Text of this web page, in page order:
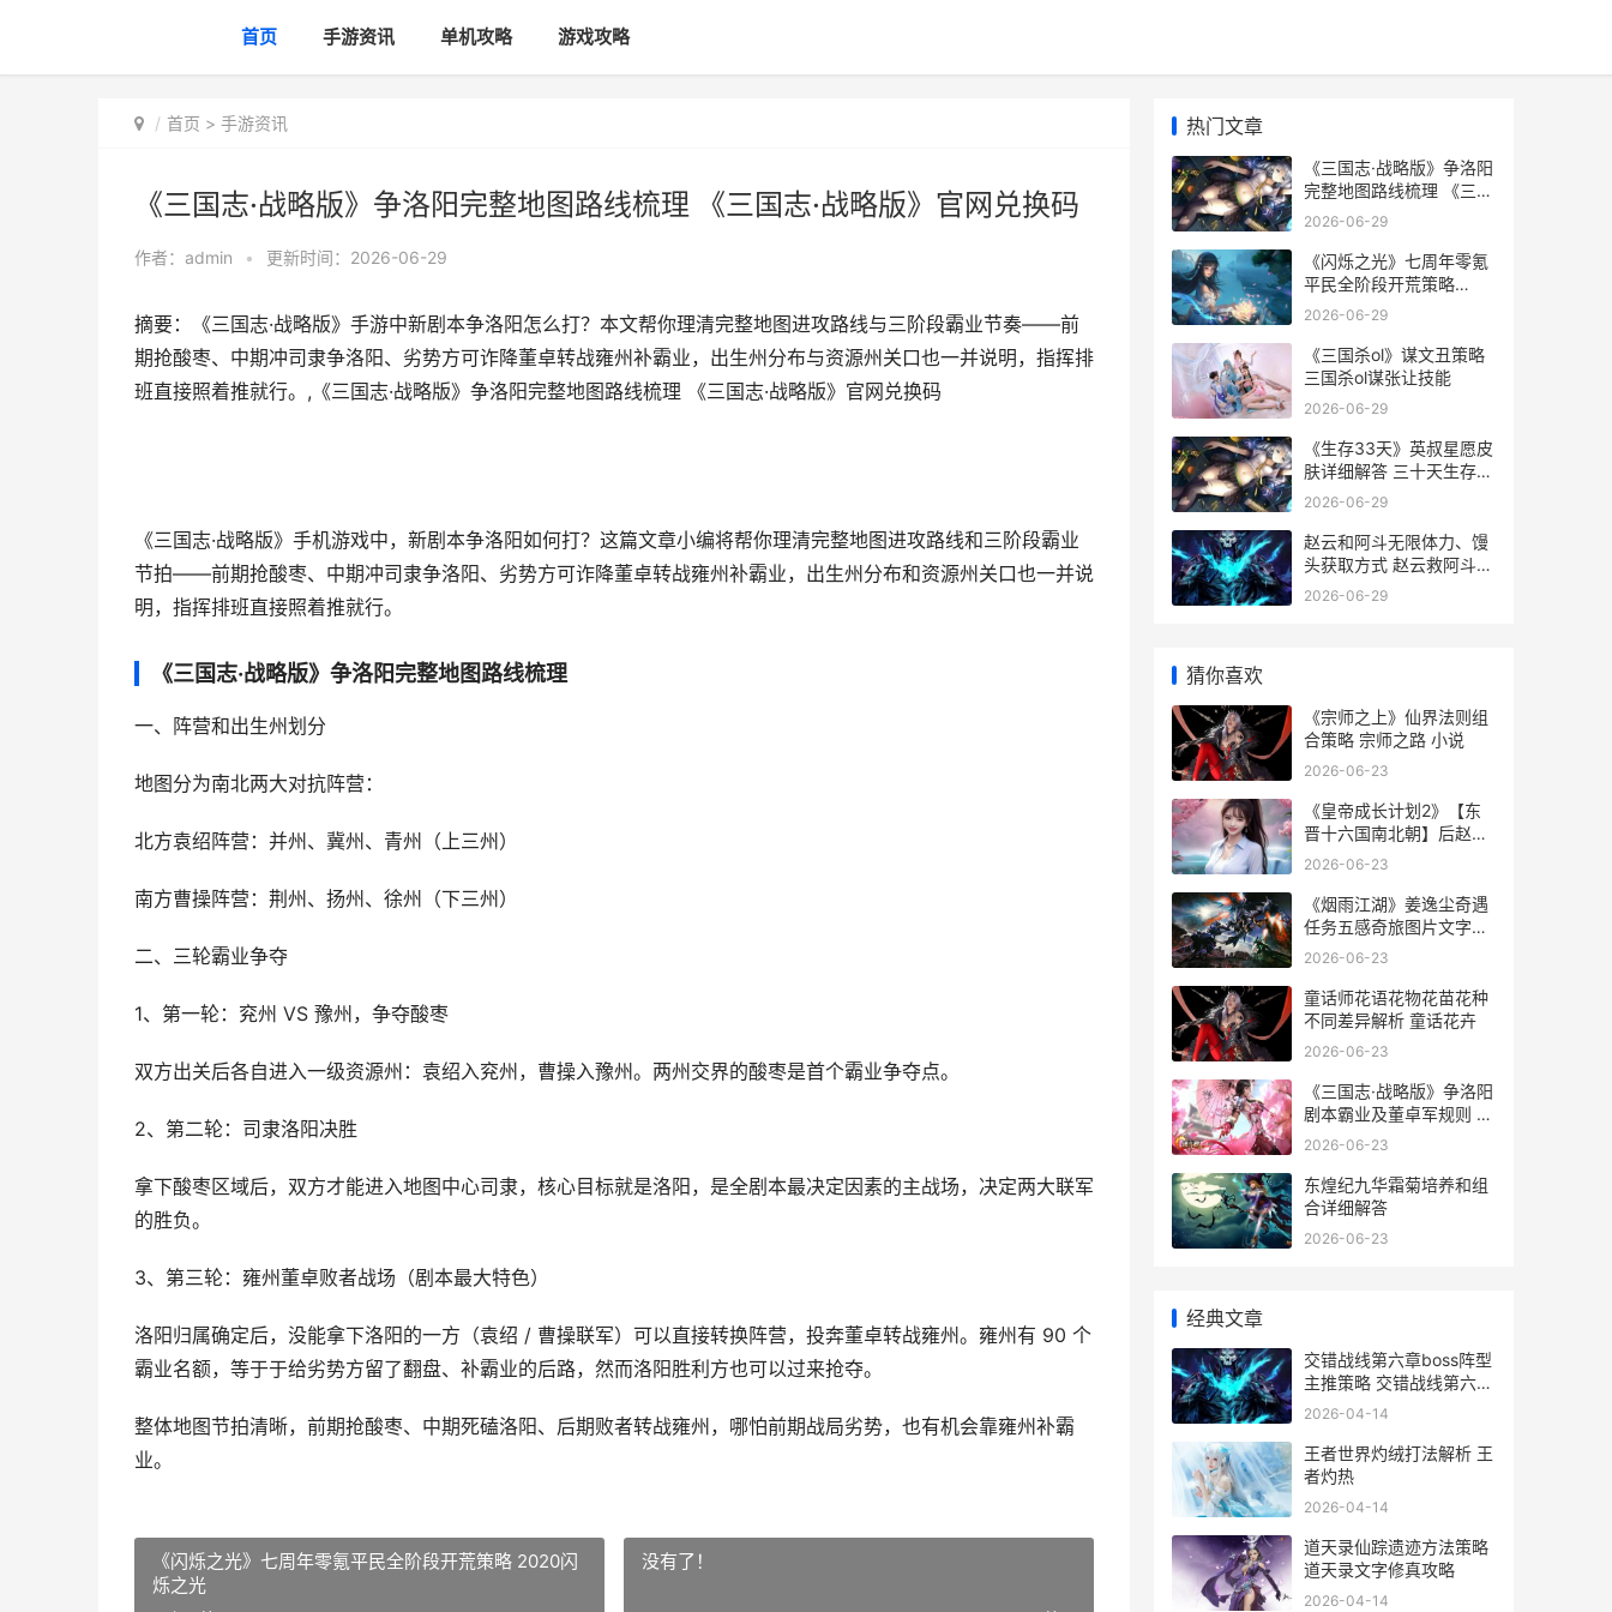
首页 手游资讯 单机攻略 游戏攻略
首页 > 手游资讯
《三国志·战略版》争洛阳完整地图路线梳理 《三国志·战略版》官网兑换码
作者： admin • 更新时间：2026-06-29
摘要：《三国志·战略版》手游中新剧本争洛阳怎么打？本文帮你理清完整地图进攻路线与三阶段霸业节奏——前
期抢酸枣、中期冲司隶争洛阳、劣势方可诈降董卓转战雍州补霸业，出生州分布与资源州关口也一并说明，指挥排
班直接照着推就行。,《三国志·战略版》争洛阳完整地图路线梳理 《三国志·战略版》官网兑换码
《三国志·战略版》手机游戏中，新剧本争洛阳如何打？这篇文章小编将帮你理清完整地图进攻路线和三阶段霸业
节拍——前期抢酸枣、中期冲司隶争洛阳、劣势方可诈降董卓转战雍州补霸业，出生州分布和资源州关口也一并说
明，指挥排班直接照着推就行。
《三国志·战略版》争洛阳完整地图路线梳理
一、阵营和出生州划分
地图分为南北两大对抗阵营：
北方袁绍阵营：并州、冀州、青州（上三州）
南方曹操阵营：荆州、扬州、徐州（下三州）
二、三轮霸业争夺
1、第一轮：兖州 VS 豫州，争夺酸枣
双方出关后各自进入一级资源州：袁绍入兖州，曹操入豫州。两州交界的酸枣是首个霸业争夺点。
2、第二轮：司隶洛阳决胜
拿下酸枣区域后，双方才能进入地图中心司隶，核心目标就是洛阳，是全剧本最决定因素的主战场，决定两大联军
的胜负。
3、第三轮：雍州董卓败者战场（剧本最大特色）
洛阳归属确定后，没能拿下洛阳的一方（袁绍 / 曹操联军）可以直接转换阵营，投奔董卓转战雍州。雍州有 90 个
霸业名额，等于于给劣势方留了翻盘、补霸业的后路，然而洛阳胜利方也可以过来抢夺。
整体地图节拍清晰，前期抢酸枣、中期死磕洛阳、后期败者转战雍州，哪怕前期战局劣势，也有机会靠雍州补霸
业。
《闪烁之光》七周年零氪平民全阶段开荒策略 2020闪
烁之光
没有了！
热门文章
《三国志·战略版》争洛阳
完整地图路线梳理 《三国
志·战略版》官网兑换码
2026-06-29
《闪烁之光》七周年零氪
平民全阶段开荒策略
2020闪烁之光
2026-06-29
《三国杀ol》谋文丑策略
三国杀ol谋张让技能
2026-06-29
《生存33天》英叔星愿皮
肤详细解答 三十天生存游
戏
2026-06-29
赵云和阿斗无限体力、馒
头获取方式 赵云救阿斗几
次
2026-06-29
猜你喜欢
《宗师之上》仙界法则组
合策略 宗师之路 小说
2026-06-23
《皇帝成长计划2》【东
晋十六国南北朝】后赵明
帝
2026-06-23
《烟雨江湖》姜逸尘奇遇
任务五感奇旅图片文字流
程策略 烟雨江湖姜逸尘
2026-06-23
童话师花语花物花苗花种
不同差异解析 童话花卉
2026-06-23
《三国志·战略版》争洛阳
剧本霸业及董卓军规则 三
国志战略版18183
2026-06-23
东煌纪九华霜菊培养和组
合详细解答
2026-06-23
经典文章
交错战线第六章boss阵型
主推策略 交错战线第六章
开放多久
2026-04-14
王者世界灼绒打法解析 王
者灼热
2026-04-14
道天录仙踪遗迹方法策略
道天录文字修真攻略
2026-04-14